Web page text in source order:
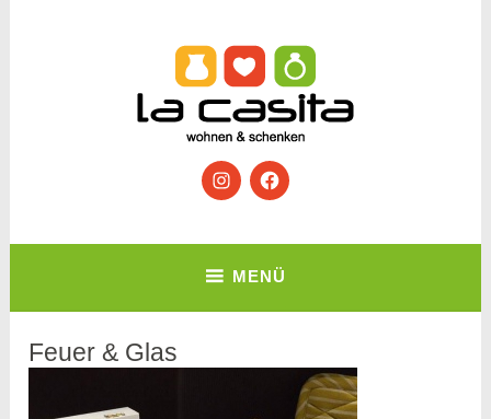
Wohnen & Schenken InstagramFacebook
MENÜ
Feuer & Glas